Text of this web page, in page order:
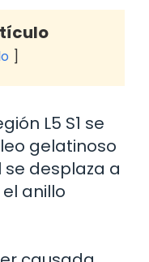
L5 S1 se
gelatinoso
desplaza a
anillo